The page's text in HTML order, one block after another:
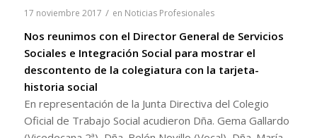
17 noviembre 2017 / en Noticias Profesionales
Nos reunimos con el Director General de Servicios
Sociales e Integración Social para mostrar el
descontento de la colegiatura con la tarjeta-
historia social
En representación de la Junta Directiva del Colegio
Oficial de Trabajo Social acudieron Dña. Gema Gallardo